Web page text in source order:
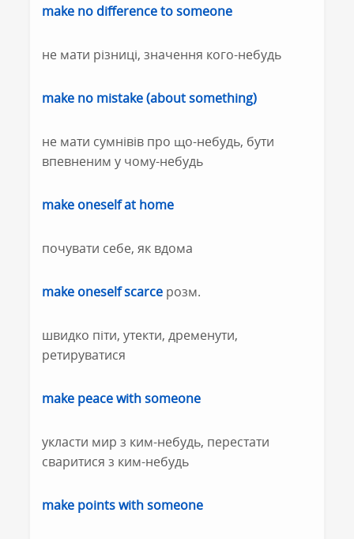
make no difference to someone
не мати різниці, значення кого-небудь
make no mistake (about something)
не мати сумнівів про що-небудь, бути
впевненим у чому-небудь
make oneself at home
почувати себе, як вдома
make oneself scarce розм.
швидко піти, утекти, дременути,
ретируватися
make peace with someone
укласти мир з ким-небудь, перестати
сваритися з ким-небудь
make points with someone